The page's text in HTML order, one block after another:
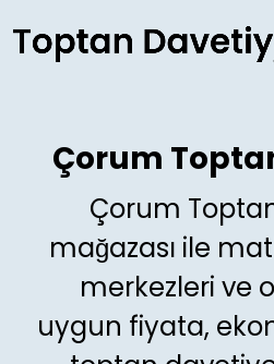
Çorum
Çorum
mağazası ile
merkezleri ve
uygun fiyata,